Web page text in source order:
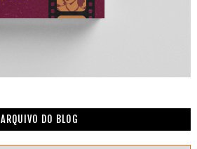
ARQUIVO DO BLOG